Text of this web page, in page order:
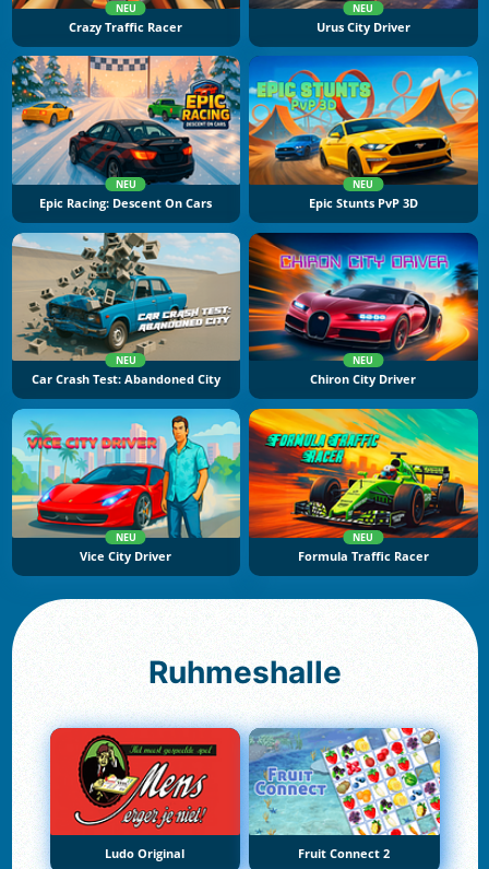
NEU
Crazy Traffic Racer
NEU
Urus City Driver
NEU
Epic Racing: Descent On Cars
NEU
Epic Stunts PvP 3D
NEU
Car Crash Test: Abandoned City
NEU
Chiron City Driver
NEU
Vice City Driver
NEU
Formula Traffic Racer
Ruhmeshalle
Ludo Original Fruit Connect 2